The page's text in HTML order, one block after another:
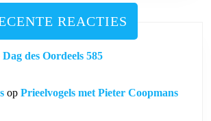
REACTIES
Dag des Oordeels 585
op Prieelvogels met Pieter Coopmans